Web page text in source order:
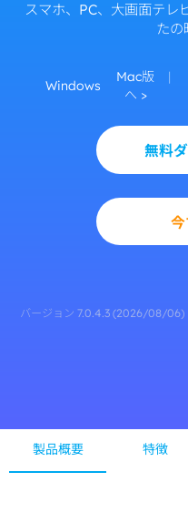
スマホ、PC、大画面テレ
たの
Windows
Mac版
へ >
|
無料
バージョン 7.0.4.3 (2026/08/06)
製品概要 特徴